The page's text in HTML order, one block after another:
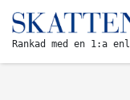
Rankad med en 1:a